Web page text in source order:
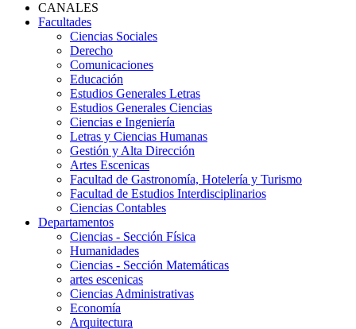
CANALES
Facultades
Ciencias Sociales
Derecho
Comunicaciones
Educación
Estudios Generales Letras
Estudios Generales Ciencias
Ciencias e Ingeniería
Letras y Ciencias Humanas
Gestión y Alta Dirección
Artes Escenicas
Facultad de Gastronomía, Hotelería y Turismo
Facultad de Estudios Interdisciplinarios
Ciencias Contables
Departamentos
Ciencias - Sección Física
Humanidades
Ciencias - Sección Matemáticas
artes escenicas
Ciencias Administrativas
Economía
Arquitectura